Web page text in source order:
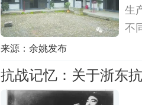
生
不
来源：余姚发布
抗战记忆：关于浙东